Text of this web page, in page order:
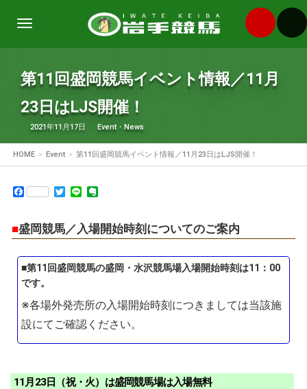
Toggle
第11回盛岡競馬イベント情報／11月
23日はLJS開催！
2021年11月17日 Event・News
HOME Event 第11回盛岡競馬イベント情報／11月23日はLJS開催！
FacebookTwitter
Line
■盛岡競馬／入場開始時刻についてのご案内
■第11回盛岡競馬の盛岡・水沢競馬場入場開始時刻は11：00
です。
※各場外発売所の入場開始時刻につきましては当該施
設にてご確認ください。
11月23日（祝・火）は盛岡競馬場は入場無料